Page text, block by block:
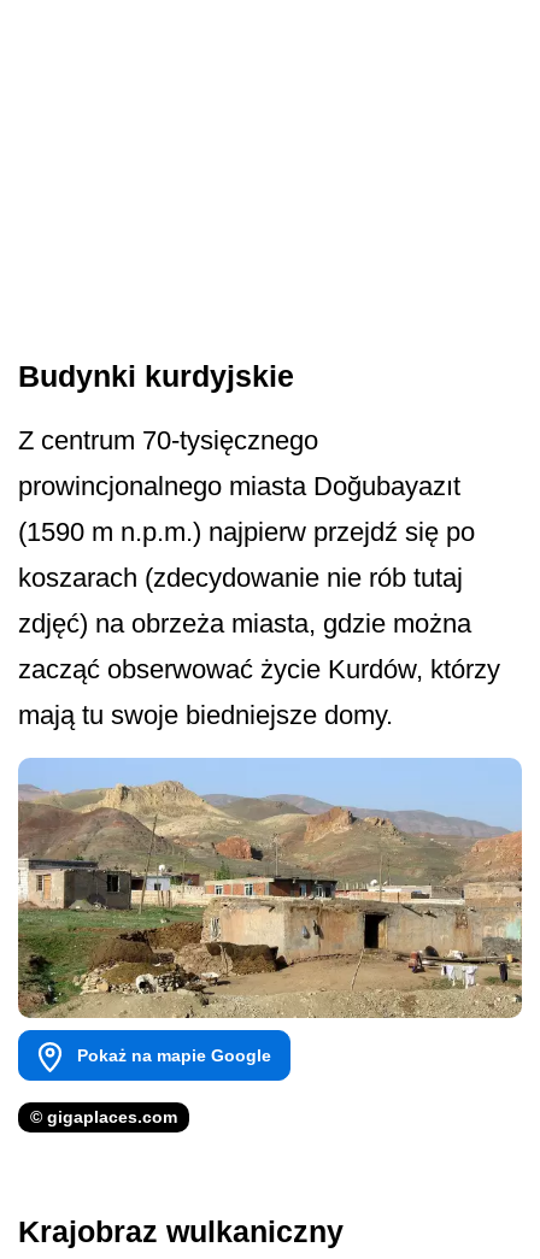
Budynki kurdyjskie
Z centrum 70-tysięcznego
prowincjonalnego miasta Doğubayazıt
(1590 m n.p.m.) najpierw przejdź się po
koszarach (zdecydowanie nie rób tutaj
zdjęć) na obrzeża miasta, gdzie można
zacząć obserwować życie Kurdów, którzy
mają tu swoje biedniejsze domy.
Pokaż na mapie Google
© gigaplaces.com
Krajobraz wulkaniczny